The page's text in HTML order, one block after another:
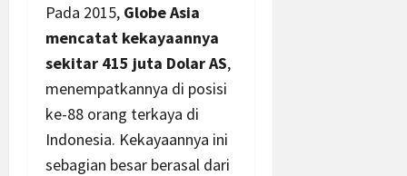
Pada 2015, Globe Asia
mencatat kekayaannya
sekitar 415 juta Dolar AS,
menempatkannya di posisi
ke-88 orang terkaya di
Indonesia. Kekayaannya ini
sebagian besar berasal dari